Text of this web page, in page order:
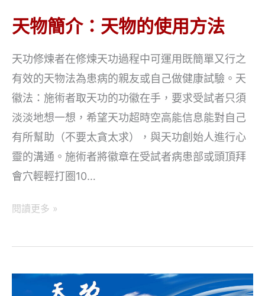
保
方
法
天物簡介：天物的使用方法
天功修煉者在修煉天功過程中可運用既簡單又行之
有效的天物法為患病的親友或自己做健康試驗。天
徽法：施術者取天功的功徽在手，要求受試者只須
淡淡地想一想，希望天功超時空高能信息能對自己
有所幫助（不要太貪太求），與天功創始人進行心
靈的溝通。施術者將徽章在受試者病患部或頭頂拜
會穴輕輕打圈10…
天
天
閱讀更多 »